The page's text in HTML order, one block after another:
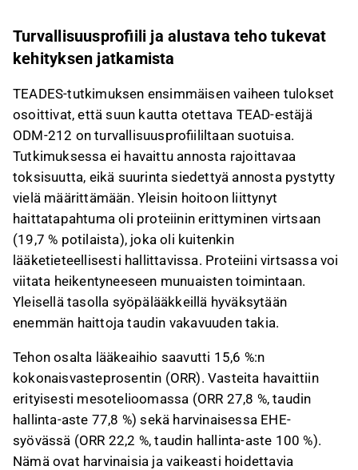
Vaikka vaiheen I tulokset tukevat tutkimusten
jatkamista, kaupallistaminen on vielä vuosien
päässä, ja Orionin lähivuosien arvonluonti
perustuu nykyisiin markkinoilla oleviin
tuotteisiin.
Tämä sisältö on tekoälyn tuottamaa. Anna siihen
liittyvää palautetta Inderesinfoorumilla.
Turvallisuusprofiili ja alustava teho tukevat
kehityksen jatkamista
TEADES-tutkimuksen ensimmäisen vaiheen tulokset
osoittivat, että suun kautta otettava TEAD-estäjä
ODM-212 on turvallisuusprofiililtaan suotuisa.
Tutkimuksessa ei havaittu annosta rajoittavaa
toksisuutta, eikä suurinta siedettyä annosta pystytty
vielä määrittämään. Yleisin hoitoon liittynyt
haittatapahtuma oli proteiinin erittyminen virtsaan
(19,7 % potilaista), joka oli kuitenkin
lääketieteellisesti hallittavissa. Proteiini virtsassa voi
viitata heikentyneeseen munuaisten toimintaan.
Yleisellä tasolla syöpälääkkeillä hyväksytään
enemmän haittoja taudin vakavuuden takia.
Tehon osalta lääkeaihio saavutti 15,6 %:n
kokonaisvasteprosentin (ORR). Vasteita havaittiin
erityisesti mesotelioomassa (ORR 27,8 %, taudin
hallinta-aste 77,8 %) sekä harvinaisessa EHE-
syövässä (ORR 22,2 %, taudin hallinta-aste 100 %).
Nämä ovat harvinaisia ja vaikeasti hoidettavia